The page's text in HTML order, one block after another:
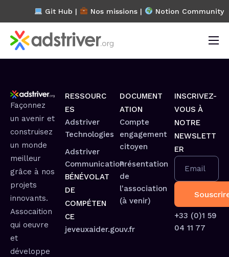
Git Hub | Nos missions | Notion Community
L’association
Blog
FAQ
Contact
Façonnez
un avenir et
construisez
un monde
meilleur
grâce à nos
projets
innovants.
Assocaition
qui oeuvre
et
développe
RESSOURC
ES
Adstriver
Technologies
Adstriver
Communication
BÉNÉVOLAT
DE
COMPÉTEN
CE
jeveuxaider.gouv.fr
DOCUMENT
ATION
Compte
engagement
citoyen
Présentation
de
l'association
(à venir)
INSCRIVEZ-
VOUS À
NOTRE
NEWSLETT
ER
Email
+33 (0)1 59
04 11 77